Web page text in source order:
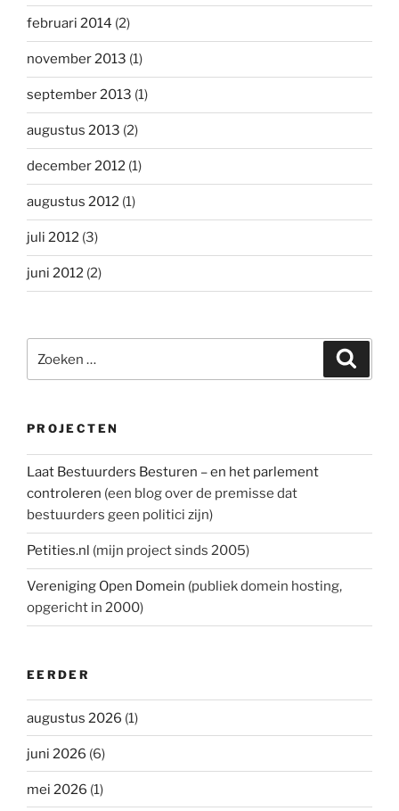
februari 2014 (2)
november 2013 (1)
september 2013 (1)
augustus 2013 (2)
december 2012 (1)
augustus 2012 (1)
juli 2012 (3)
juni 2012 (2)
naar:
PROJECTEN
Laat Bestuurders Besturen – en het parlement
controleren (een blog over de premisse dat
bestuurders geen politici zijn)
Petities.nl (mijn project sinds 2005)
Vereniging Open Domein (publiek domein hosting,
opgericht in 2000)
EERDER
augustus 2026 (1)
juni 2026 (6)
mei 2026 (1)